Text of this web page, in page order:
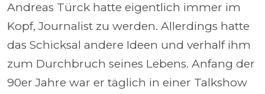
Andreas Türck hatte eigentlich immer im
Kopf, Journalist zu werden. Allerdings hatte
das Schicksal andere Ideen und verhalf ihm
zum Durchbruch seines Lebens. Anfang der
90er Jahre war er täglich in einer Talkshow